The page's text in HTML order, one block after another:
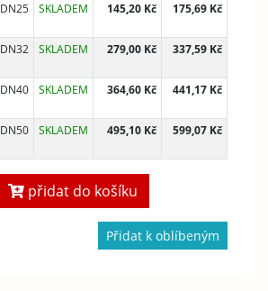
DN25 SKLADEM 145,20 Kč 175,69 Kč
DN32 SKLADEM 279,00 Kč 337,59 Kč
DN40 SKLADEM 364,60 Kč 441,17 Kč
DN50 SKLADEM 495,10 Kč 599,07 Kč
přidat do košíku
Přidat k oblíbeným